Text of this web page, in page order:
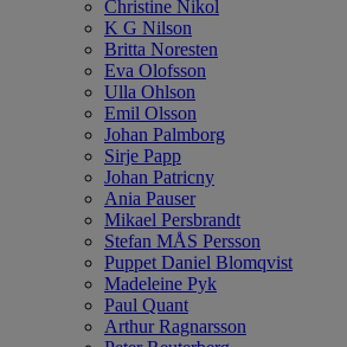
Christine Nikol
K G Nilson
Britta Noresten
Eva Olofsson
Ulla Ohlson
Emil Olsson
Johan Palmborg
Sirje Papp
Johan Patricny
Ania Pauser
Mikael Persbrandt
Stefan MÅS Persson
Puppet Daniel Blomqvist
Madeleine Pyk
Paul Quant
Arthur Ragnarsson